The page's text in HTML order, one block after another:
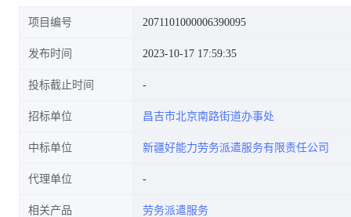
项目编号 2071101000006390095
发布时间 2023-10-17 17:59:35
投标截止时间
招标单位 昌吉市北京南路街道办事处
中标单位 新疆好能力劳务派遣服务有限责任公司
代理单位
相关产品 劳务派遣服务